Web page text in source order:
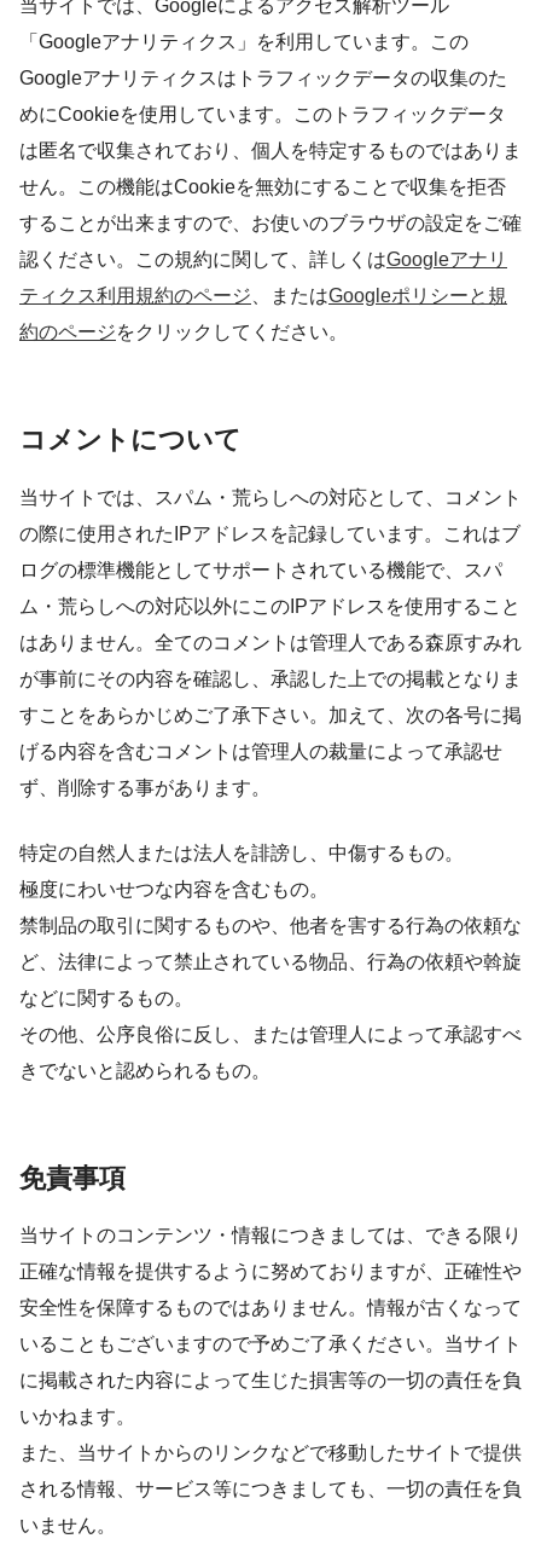
当サイトでは、Googleによるアクセス解析ツール
「Googleアナリティクス」を利用しています。この
Googleアナリティクスはトラフィックデータの収集のた
めにCookieを使用しています。このトラフィックデータ
は匿名で収集されており、個人を特定するものではありま
せん。この機能はCookieを無効にすることで収集を拒否
することが出来ますので、お使いのブラウザの設定をご確
認ください。この規約に関して、詳しくはGoogleアナリ
ティクス利用規約のページ 、またはGoogleポリシーと規
約のページをクリックしてください。
コメントについて
当サイトでは、スパム・荒らしへの対応として、コメント
の際に使用されたIPアドレスを記録しています。これはブ
ログの標準機能としてサポートされている機能で、スパ
ム・荒らしへの対応以外にこのIPアドレスを使用すること
はありません。全てのコメントは管理人である森原すみれ
が事前にその内容を確認し、承認した上での掲載となりま
すことをあらかじめご了承下さい。加えて、次の各号に掲
げる内容を含むコメントは管理人の裁量によって承認せ
ず、削除する事があります。
特定の自然人または法人を誹謗し、中傷するもの。
極度にわいせつな内容を含むもの。
禁制品の取引に関するものや、他者を害する行為の依頼な
ど、法律によって禁止されている物品、行為の依頼や斡旋
などに関するもの。
その他、公序良俗に反し、または管理人によって承認すべ
きでないと認められるもの。
免責事項
当サイトのコンテンツ・情報につきましては、できる限り
正確な情報を提供するように努めておりますが、正確性や
安全性を保障するものではありません。情報が古くなって
いることもございますので予めご了承ください。当サイト
に掲載された内容によって生じた損害等の一切の責任を負
いかねます。
また、当サイトからのリンクなどで移動したサイトで提供
される情報、サービス等につきましても、一切の責任を負
いません。